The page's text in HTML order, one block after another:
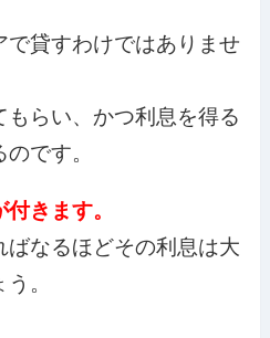
貸すわけではありませ
らい、かつ利息を得る
です。
きます。
なるほどその利息は大
。